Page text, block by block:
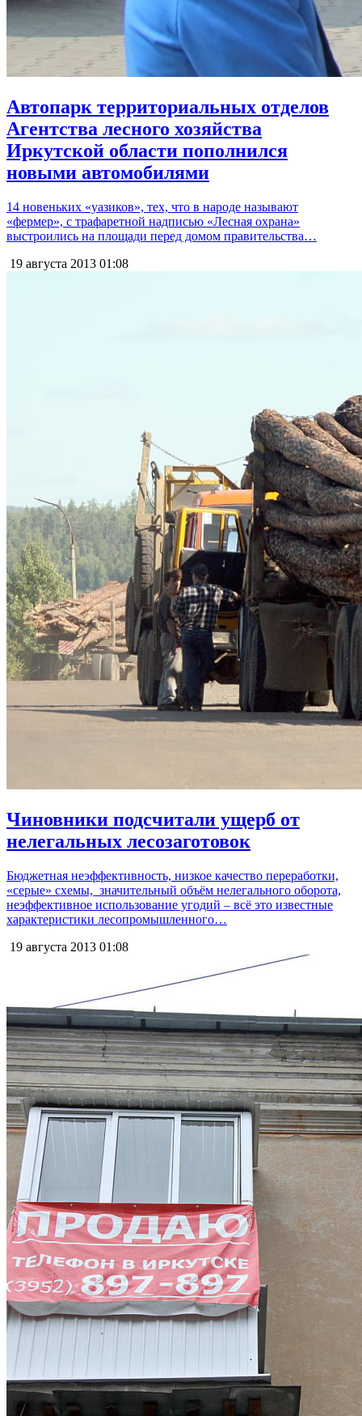
Автопарк территориальных отделов
Агентства лесного хозяйства
Иркутской области пополнился
новыми автомобилями
14 новеньких «уазиков», тех, что в народе называют
«фермер», с трафаретной надписью «Лесная охрана»
выстроились на площади перед домом правительства…
19 августа 2013 01:08
Чиновники подсчитали ущерб от
нелегальных лесозаготовок
Бюджетная неэффективность, низкое качество переработки,
«серые» схемы, значительный объём нелегального оборота,
неэффективное использование угодий – всё это известные
характеристики лесопромышленного…
19 августа 2013 01:08